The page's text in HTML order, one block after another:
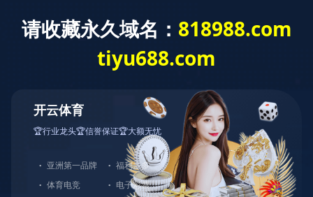
leyu乐鱼web登录入口
leyu乐鱼web登录入口
公司业绩
服务领域